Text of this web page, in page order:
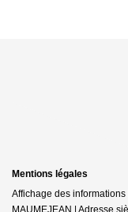
Mentions légales
Affichage des informations
MAUMEJEAN | Adresse